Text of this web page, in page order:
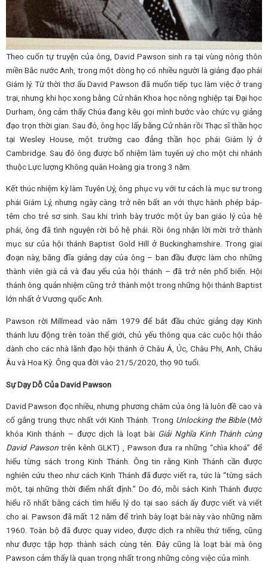
Theo cuốn tự truyện của ông, David Pawson sinh ra tại vùng nông thôn
miền Bắc nước Anh, trong một dòng họ có nhiều người là giảng đạo phái
Giám lý. Từ thời thơ ấu David Pawson đã muốn tiếp tục làm việc ở trang
trại, nhưng khi học xong bằng Cử nhân Khoa học nông nghiệp tại Đại học
Durham, ông cảm thấy Chúa đang kêu gọi mình bước vào chức vụ giảng
đạo trọn thời gian. Sau đó, ông học lấy bằng Cử nhân rồi Thạc sĩ thần học
tại Wesley House, một trường cao đẳng thần học phái Giám lý ở
Cambridge. Sau đó ông được bổ nhiệm làm tuyên uý cho một chi nhánh
thuộc Lực lượng Không quân Hoàng gia trong 3 năm.
Kết thúc nhiệm kỳ làm Tuyên Uý, ông phục vụ với tư cách là mục sư trong
phái Giám Lý, nhưng ngày càng trở nên bất an với thực hành phép báp-
têm cho trẻ sơ sinh. Sau khi trình bày trước một ủy ban giáo lý của hệ
phái, ông đã tình nguyện rời bỏ hệ phái. Rồi ông nhận lời mời trở thành
mục sư của hội thánh Baptist Gold Hill ở Buckinghamshire. Trong giai
đoạn này, băng đĩa giảng dạy của ông – ban đầu được làm cho những
thành viên già cả và đau yếu của hội thánh – đã trở nên phổ biến. Hội
thánh ông quản nhiệm cũng trở thành một trong những hội thánh Baptist
lớn nhất ở Vương quốc Anh.
Pawson rời Millmead vào năm 1979 để bắt đầu chức giảng dạy Kinh
thánh lưu động trên toàn thế giới, chủ yếu thông qua các cuộc hội thảo
dành cho các nhà lãnh đạo hội thánh ở Châu Á, Úc, Châu Phi, Anh, Châu
Âu và Hoa Kỳ. Ông qua đời vào 21/5/2020, thọ 90 tuổi.
Sự Dạy Dỗ Của David Pawson
David Pawson đọc nhiều, nhưng phương châm của ông là luôn đề cao và
cố gắng trung thực nhất với Kinh Thánh. Trong Unlocking the Bible(Mở
khóa Kinh thánh – được dịch là loạt bài Giải Nghĩa Kinh Thánh cùng
David Pawsontrên kênh GLKT) , Pawson đưa ra những “chìa khoá” để
hiểu từng sách trong Kinh Thánh. Ông tin rằng Kinh Thánh cần được
nghiên cứu theo như cách Kinh Thánh đã được viết ra, tức là “từng sách
một, tại những thời điểm nhất định.” Do đó, mỗi sách Kinh Thánh được
hiểu rõ nhất bằng cách tìm hiểu lý do tại sao sách ấy được viết và viết
cho ai. Pawson đã mất 12 năm để trình bày loạt bài này vào những năm
1960. Toàn bộ đã được quay video, được dịch ra nhiều thứ tiếng, cũng
như được tập hợp thành sách cùng tên. Đây cũng là loạt bài mà ông
Pawson cảm thấy là quan trọng nhất trong những công việc của mình.